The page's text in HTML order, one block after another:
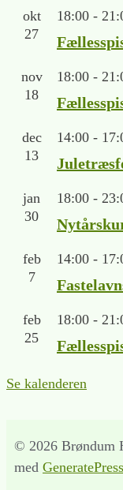
okt
27
18:00 -
nov
18
18:00 -
dec
13
14:00 -
jan
30
18:00 -
feb
7
14:00 -
feb
25
18:00 -
Se kalenderen
© 2026 Brøndum
med GeneratePress